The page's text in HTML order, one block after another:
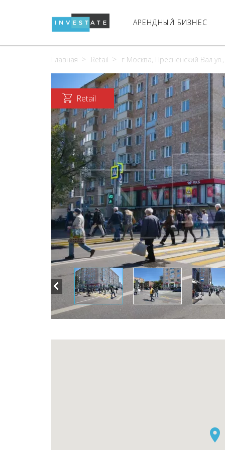
АРЕНДНЫЙ БИЗНЕС
Главная Retail г Москва, Пресненский Вал
Retail